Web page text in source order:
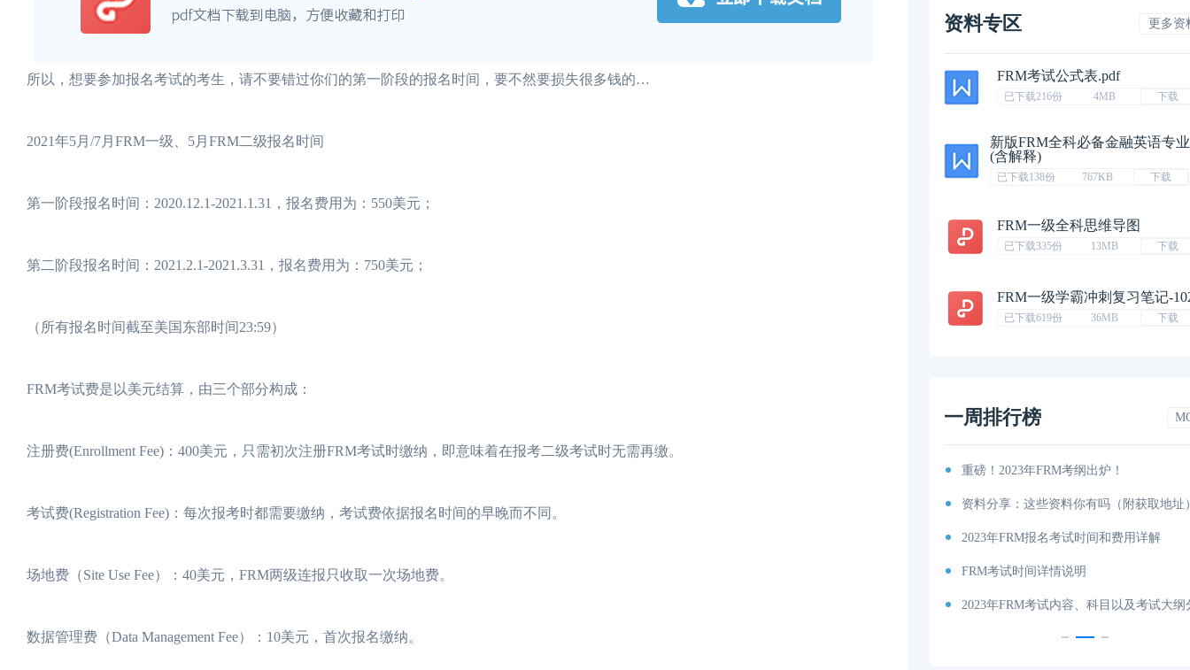
所以，想要参加报名考试的考生，请不要错过你们的第一阶段的报名时间，要不然要损失很多钱的…
2021年5月/7月FRM一级、5月FRM二级报名时间
第一阶段报名时间：2020.12.1-2021.1.31，报名费用为：550美元；
第二阶段报名时间：2021.2.1-2021.3.31，报名费用为：750美元；
（所有报名时间截至美国东部时间23:59）
FRM考试费是以美元结算，由三个部分构成：
注册费(Enrollment Fee)：400美元，只需初次注册FRM考试时缴纳，即意味着在报考二级考试时无需再缴。
考试费(Registration Fee)：每次报考时都需要缴纳，考试费依据报名时间的早晚而不同。
场地费（Site Use Fee）：40美元，FRM两级连报只收取一次场地费。
数据管理费（Data Management Fee）：10美元，首次报名缴纳。
资料专区 更多资
FRM考试公式表.pdf
已下载216份 4MB 下载
新版FRM全科必备金融英语专
(含解释)
已下载138份 767KB 下载
FRM一级全科思维导图
已下载335份 13MB 下载
FRM一级学霸冲刺复习笔记-
已下载619份 36MB 下载
一周排行榜
2023年FRM报名流程图
FRM考试知识点：马科维茨有效前沿
2023年FRM考试如何更改考试地点呢？
考下FRM大概要多少钱？
FRM考试报名流程，2023年FRM报名最新
2023年FRM一级考试时间详细说明
FRM考下来大概一共要花多少钱？